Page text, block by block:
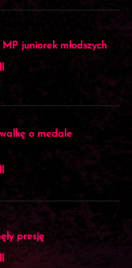
juniorek młodszych
o medale
presję